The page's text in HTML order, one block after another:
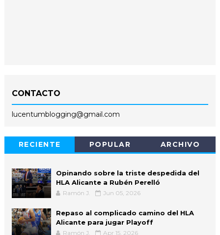
CONTACTO
lucentumblogging@gmail.com
RECIENTE POPULAR ARCHIVO
Opinando sobre la triste despedida del
HLA Alicante a Rubén Perelló
Ramón J. Jun 05, 2026
Repaso al complicado camino del HLA
Alicante para jugar Playoff
Ramón J. Apr 15, 2026